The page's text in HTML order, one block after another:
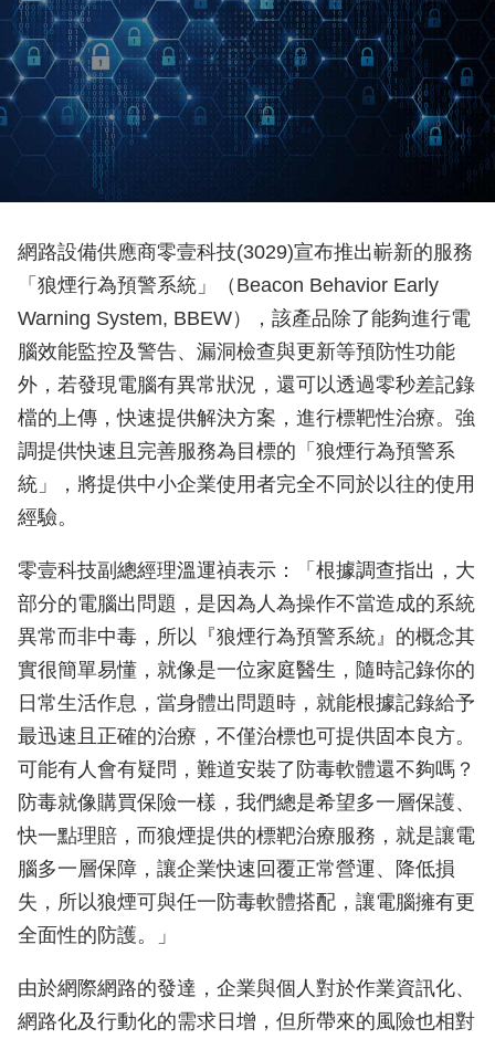
網路設備供應商零壹科技(3029)宣布推出嶄新的服務
「狼煙行為預警系統」（Beacon Behavior Early
Warning System, BBEW），該產品除了能夠進行電
腦效能監控及警告、漏洞檢查與更新等預防性功能
外，若發現電腦有異常狀況，還可以透過零秒差記錄
檔的上傳，快速提供解決方案，進行標靶性治療。強
調提供快速且完善服務為目標的「狼煙行為預警系
統」，將提供中小企業使用者完全不同於以往的使用
經驗。
零壹科技副總經理溫運禎表示：「根據調查指出，大
部分的電腦出問題，是因為人為操作不當造成的系統
異常而非中毒，所以『狼煙行為預警系統』的概念其
實很簡單易懂，就像是一位家庭醫生，隨時記錄你的
日常生活作息，當身體出問題時，就能根據記錄給予
最迅速且正確的治療，不僅治標也可提供固本良方。
可能有人會有疑問，難道安裝了防毒軟體還不夠嗎？
防毒就像購買保險一樣，我們總是希望多一層保護、
快一點理賠，而狼煙提供的標靶治療服務，就是讓電
腦多一層保障，讓企業快速回覆正常營運、降低損
失，所以狼煙可與任一防毒軟體搭配，讓電腦擁有更
全面性的防護。」
由於網際網路的發達，企業與個人對於作業資訊化、
網路化及行動化的需求日增，但所帶來的風險也相對